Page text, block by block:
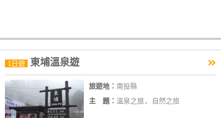
1日遊 東埔溫泉遊 »
旅遊地： 南投縣
主 題： 溫泉之旅, 自然之旅